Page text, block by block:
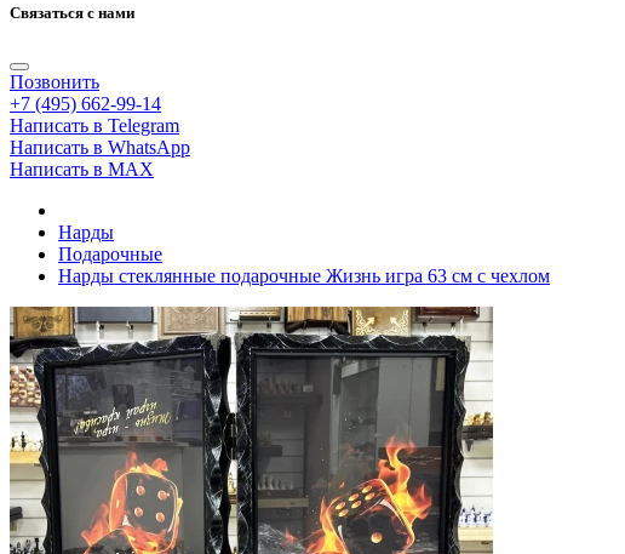
Связаться с нами
Позвонить
+7 (495) 662-99-14
Написать в Telegram
Написать в WhatsApp
Написать в MAX
Нарды
Подарочные
Нарды стеклянные подарочные Жизнь игра 63 см с чехлом